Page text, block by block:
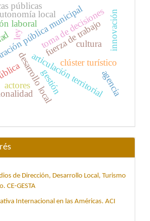
pública municipal
desarrollo local
fuerza de trabajo
articulación territorial
clúster turístico
laboral
gestión
toma de decisiones
local
públicas
actores
cultura
agencia
innovación
ley
de Dirección, Desarrollo Local, Turismo
CE-GESTA
Internacional en las Américas. ACI